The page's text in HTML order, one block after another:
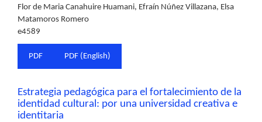
Flor de Maria Canahuire Huamani, Efraín Núñez Villazana, Elsa
Matamoros Romero
e4589
PDF PDF (English)
Estrategia pedagógica para el fortalecimiento de la
identidad cultural: por una universidad creativa e
identitaria